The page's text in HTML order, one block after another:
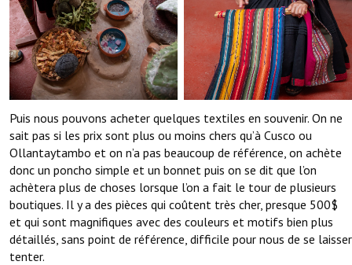
Puis nous pouvons acheter quelques textiles en souvenir. On ne
sait pas si les prix sont plus ou moins chers qu’à Cusco ou
Ollantaytambo et on n’a pas beaucoup de référence, on achète
donc un poncho simple et un bonnet puis on se dit que l’on
achètera plus de choses lorsque l’on a fait le tour de plusieurs
boutiques. Il y a des pièces qui coûtent très cher, presque 500$
et qui sont magnifiques avec des couleurs et motifs bien plus
détaillés, sans point de référence, difficile pour nous de se laisser
tenter.